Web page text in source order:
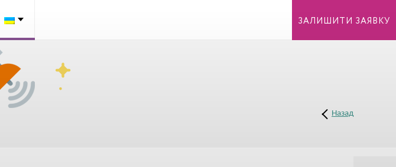
Назад
ЗАЛИШИТИ ЗАЯВКУ